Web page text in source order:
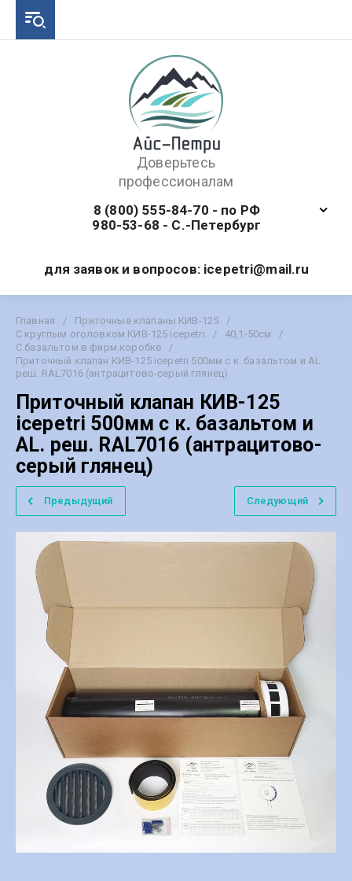
Доверьтесь
профессионалам
8 (800) 555-84-70 - по РФ
980-53-68 - С.-Петербург
для заявок и вопросов: icepetri@mail.ru
Главная / Приточные клапаны КИВ-125
/
С круглым оголовком КИВ-125 icepetri
/ 40,1-50см
/
С базальтом в фирм.коробке
/
Приточный клапан КИВ-125 icepetri 500мм с к. базальтом и AL.
реш. RAL7016 (антрацитово-серый глянец)
Приточный клапан КИВ-125
icepetri 500мм с к. базальтом и
AL. реш. RAL7016 (антрацитово-
серый глянец)
Предыдущий Следующий